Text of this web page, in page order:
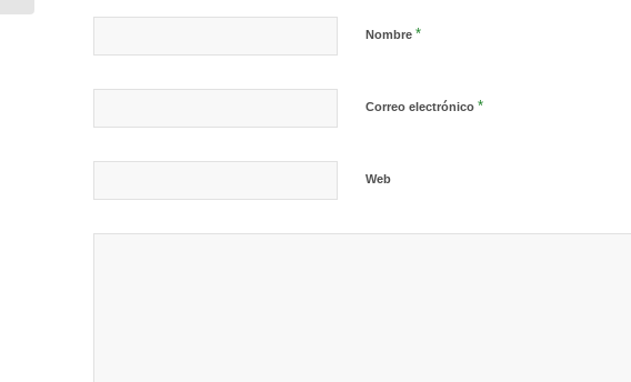
Nombre *
Correo electrónico *
Web